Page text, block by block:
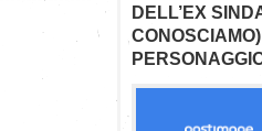
DELL’EX